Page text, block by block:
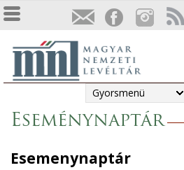
Gyorsmenü
Eseménynaptár
Esemenynaptár